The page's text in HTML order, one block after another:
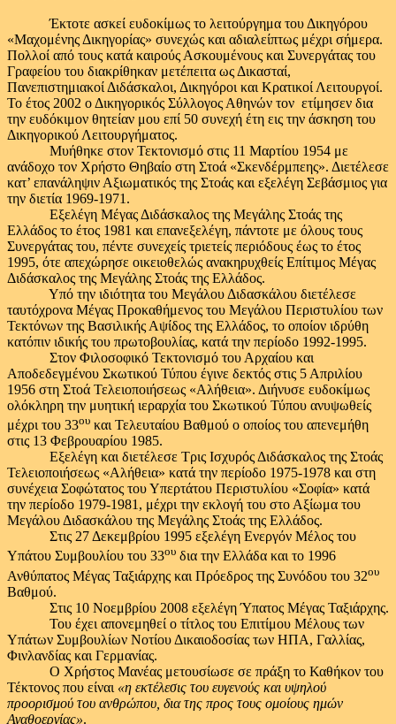
Έκτοτε ασκεί ευδοκίμως το λειτούργημα του Δικηγόρου
«Μαχομένης Δικηγορίας» συνεχώς και αδιαλείπτως μέχρι σήμερα.
Πολλοί από τους κατά καιρούς Ασκουμένους και Συνεργάτας του
Γραφείου του διακρίθηκαν μετέπειτα ως Δικασταί,
Πανεπιστημιακοί Διδάσκαλοι, Δικηγόροι και Κρατικοί Λειτουργοί.
Το έτος 2002 ο Δικηγορικός Σύλλογος Αθηνών τον ετίμησεν δια
την ευδόκιμον θητείαν μου επί 50 συνεχή έτη εις την άσκηση του
Δικηγορικού Λειτουργήματος.
Μυήθηκε στον Τεκτονισμό στις 11 Μαρτίου 1954 με
ανάδοχο τον Χρήστο Θηβαίο στη Στοά «Σκενδέρμπεης». Διετέλεσε
κατ’ επανάληψιν Αξιωματικός της Στοάς και εξελέγη Σεβάσμιος για
την διετία 1969-1971.
Εξελέγη Μέγας Διδάσκαλος της Μεγάλης Στοάς της
Ελλάδος το έτος 1981 και επανεξελέγη, πάντοτε με όλους τους
Συνεργάτας του, πέντε συνεχείς τριετείς περιόδους έως το έτος
1995, ότε απεχώρησε οικειοθελώς ανακηρυχθείς Επίτιμος Μέγας
Διδάσκαλος της Μεγάλης Στοάς της Ελλάδος.
Υπό την ιδιότητα του Μεγάλου Διδασκάλου διετέλεσε
ταυτόχρονα Μέγας Προκαθήμενος του Μεγάλου Περιστυλίου των
Τεκτόνων της Βασιλικής Αψίδος της Ελλάδος, το οποίον ιδρύθη
κατόπιν ιδικής του πρωτοβουλίας, κατά την περίοδο 1992-1995.
Στον Φιλοσοφικό Τεκτονισμό του Αρχαίου και
Αποδεδεγμένου Σκωτικού Τύπου έγινε δεκτός στις 5 Απριλίου
1956 στη Στοά Τελειοποιήσεως «Αλήθεια». Διήνυσε ευδοκίμως
ολόκληρη την μυητική ιεραρχία του Σκωτικού Τύπου ανυψωθείς
μέχρι του 33ου και Τελευταίου Βαθμού ο οποίος του απενεμήθη
στις 13 Φεβρουαρίου 1985.
Εξελέγη και διετέλεσε Τρις Ισχυρός Διδάσκαλος της Στοάς
Τελειοποιήσεως «Αλήθεια» κατά την περίοδο 1975-1978 και στη
συνέχεια Σοφώτατος του Υπερτάτου Περιστυλίου «Σοφία» κατά
την περίοδο 1979-1981, μέχρι την εκλογή του στο Αξίωμα του
Μεγάλου Διδασκάλου της Μεγάλης Στοάς της Ελλάδος.
Στις 27 Δεκεμβρίου 1995 εξελέγη Ενεργόν Μέλος του
Υπάτου Συμβουλίου του 33ου δια την Ελλάδα και το 1996
Ανθύπατος Μέγας Ταξιάρχης και Πρόεδρος της Συνόδου του 32ου
Βαθμού.
Στις 10 Νοεμβρίου 2008 εξελέγη Ύπατος Μέγας Ταξιάρχης.
Του έχει απονεμηθεί ο τίτλος του Επιτίμου Μέλους των
Υπάτων Συμβουλίων Νοτίου Δικαιοδοσίας των ΗΠΑ, Γαλλίας,
Φινλανδίας και Γερμανίας.
Ο Χρήστος Μανέας μετουσίωσε σε πράξη το Καθήκον του
Τέκτονος που είναι «η εκτέλεσις του ευγενούς και υψηλού
προορισμού του ανθρώπου, δια της προς τους ομοίους ημών
Αγαθοεργίας».